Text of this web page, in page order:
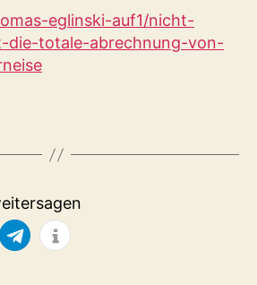
eglinski-auf1/nicht-
die-totale-abrechnung-von-